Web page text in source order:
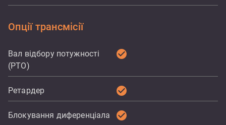
Опції трансмісії
Вал відбору потужності
(PTO)
check_circle
Ретардер check_circle
Блокування диференціала check_circle